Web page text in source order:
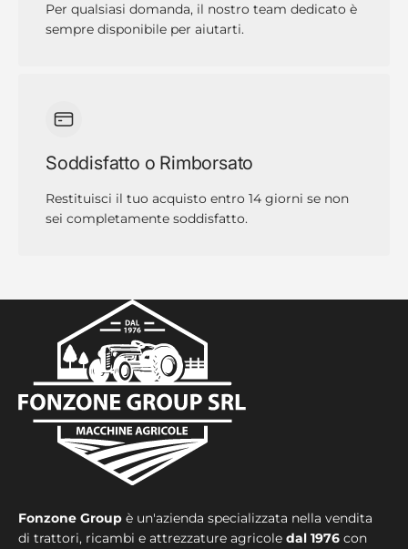
Per qualsiasi domanda, il nostro team dedicato è
sempre disponibile per aiutarti.
Soddisfatto o Rimborsato
Restituisci il tuo acquisto entro 14 giorni se non
sei completamente soddisfatto.
Fonzone Group è un'azienda specializzata nella vendita
di trattori, ricambi e attrezzature agricole dal 1976 con